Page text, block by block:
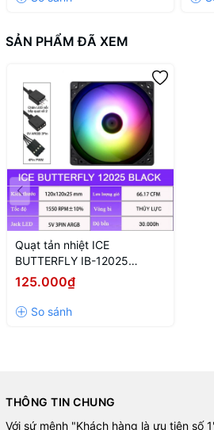
SẢN PHẨM ĐÃ XEM
Quạt tản nhiệt ICE
BUTTERFLY IB-12025
BLACK
125.000₫
THÔNG TIN CHUNG
Với sứ mệnh "Khách hàng là ưu tiên số